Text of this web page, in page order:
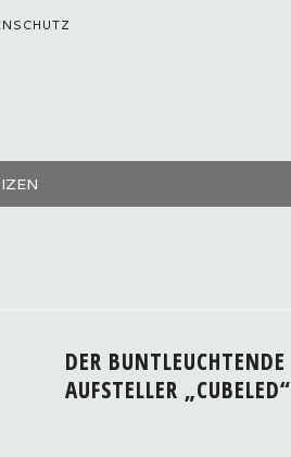
DER BUNTLEUCHTENDE
AUFSTELLER „CUBELED“